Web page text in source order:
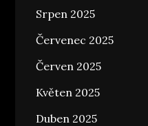
Srpen 2025
Červenec 2025
Červen 2025
Květen 2025
Duben 2025